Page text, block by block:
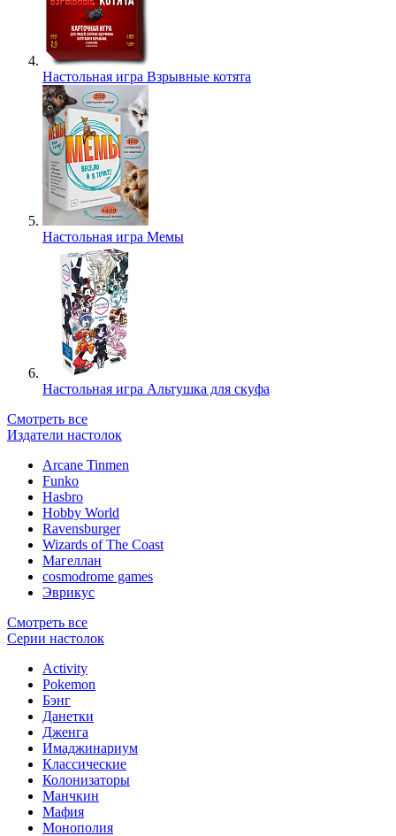
Настольная игра Взрывные котята
Настольная игра Мемы
Настольная игра Альтушка для скуфа
Смотреть все
Издатели настолок
Arcane Tinmen
Funko
Hasbro
Hobby World
Ravensburger
Wizards of The Coast
Магеллан
сosmodrome games
Эврикус
Смотреть все
Серии настолок
Activity
Pokemon
Бэнг
Данетки
Дженга
Имаджинариум
Классические
Колонизаторы
Манчкин
Мафия
Монополия